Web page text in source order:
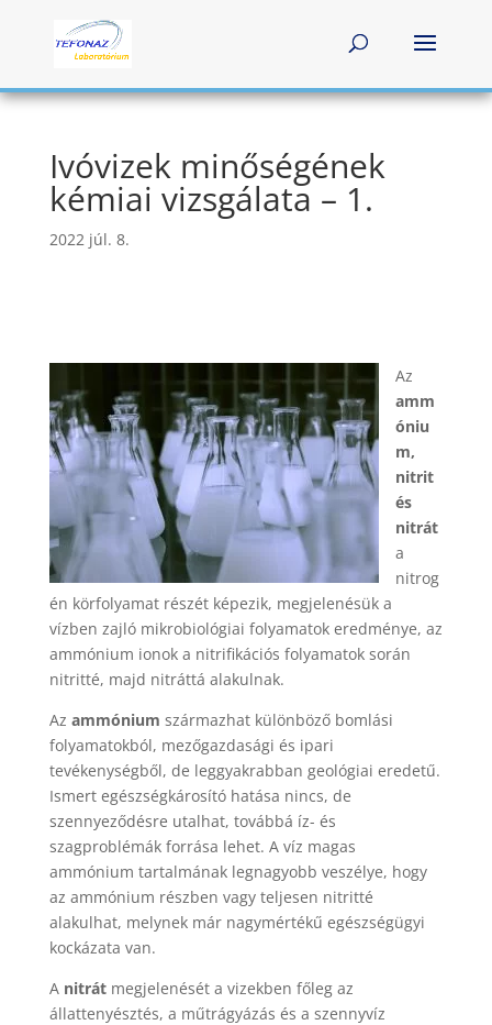
Ivóvizek minőségének
kémiai vizsgálata – 1.
2022 júl. 8.
Az
amm
óniu
m,
nitrit
és
nitrát
a
nitrog
én körfolyamat részét képezik, megjelenésük a
vízben zajló mikrobiológiai folyamatok eredménye, az
ammónium ionok a nitrifikációs folyamatok során
nitritté, majd nitráttá alakulnak.
Az ammónium származhat különböző bomlási
folyamatokból, mezőgazdasági és ipari
tevékenységből, de leggyakrabban geológiai eredetű.
Ismert egészségkárosító hatása nincs, de
szennyeződésre utalhat, továbbá íz- és
szagproblémák forrása lehet. A víz magas
ammónium tartalmának legnagyobb veszélye, hogy
az ammónium részben vagy teljesen nitritté
alakulhat, melynek már nagymértékű egészségügyi
kockázata van.
A nitrát megjelenését a vizekben főleg az
állattenyésztés, a műtrágyázás és a szennyvíz